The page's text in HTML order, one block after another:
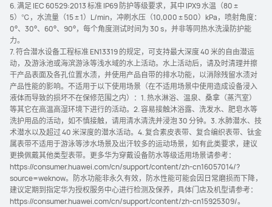
6. 满足 IEC 60529:2013 标准 IP69 防护等级要求，其中 IPX9 水温（80 ±
5）℃，水流量（15 ± 1）L/min，冲刷水压（10,000 ± 500）kPa，喷射角度：
0°、30°、60°、90°，每个角度测试时间为 30 s，并非等同热水洗澡防护能
力。
7. 符合潜水设备工程标准 EN13319 的规定，可支持最大深度 40 米的自由潜运
动，及游泳池或海滨游泳等浅水域的水上活动。水上活动后，请及时清理并擦
干产品表面及各孔位置水渍，并使用产品自带的排水功能，以消除残留水渍对
产品性能的影响。不适用于以下使用场景（在不适用场景中使用造成设备浸入
液体而导致的损坏不在保修范围之内）：1. 热水淋浴、温泉、桑拿（蒸汽室）
等其它在高温高湿环境下进行的活动。2. 容易接触沐浴露、洗发水、肥皂水等
洗护用品的活动，如不慎接触，请用清水清洗并浸泡 30 分钟。3. 水肺潜水、技
术潜水以及超过 40 米深度的潜水活动。4. 复合素皮表带、复合编织表带、钛金
属表带不适用于游泳等涉水场景及出汗较多的运动场景，如有此类要求，建议
更换佩戴其他类型表带。更多华为穿戴设备防水等级适用场景请参考：
https://consumer.huawei.com/cn/support/content/zh-cn16057014/?
source=weknow。防水功能非永久有效，防水性能可能会因日常磨损而下降，
建议定期到指定华为授权服务中心进行检测及保养，具体门店及机型请参考：
https://consumer.huawei.com/cn/support/content/zh-cn15925309/。